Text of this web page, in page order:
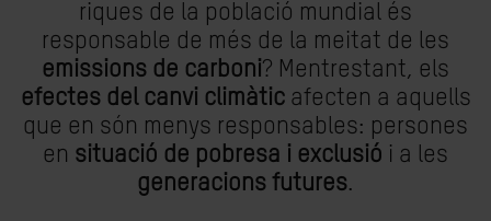
riques de la població mundial és
responsable de més de la meitat de les
emissions de carboni? Mentrestant, els
efectes del canvi climàticafecten a aquells
que en són menys responsables: persones
en situació de pobresa i exclusió i a les
generacions futures.